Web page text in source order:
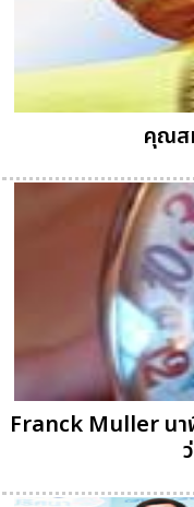
คุณส
Franck Muller นา